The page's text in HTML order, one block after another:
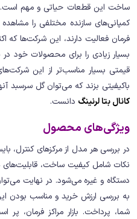
ساخت این قطعات حیاتی و مهم است.
کمپانی‌های سازنده مختلفی را
فرمان فعالیت دارند، این شرکت‌ها که
بسیار زیادی را برای محصولات خود در
قیمتی بسیار مناسب‌تر از این
باکیفیتی بزند که می‌توان گل سرسبد
کانال بتا لرنینگ دانست.
ویژگی‌های محصول
در بررسی هر مدل از مرکزهای کنترل،
نکات شامل کیفیت ساخت، قابلیت‌های
دستگاه و غیره می‌شود. در نهایت
به بررسی ارزش خرید و مناسب بودن
شما، پرداخت. بازار مراکز فرمان،